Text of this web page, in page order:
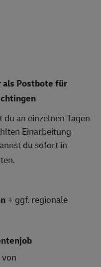
Postbote für
du an einzelnen Tagen
Einarbeitung
du sofort in
+ ggf. regionale